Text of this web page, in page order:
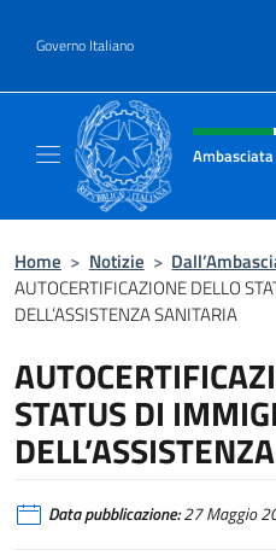
Governo Italiano
Intestazione
Home > Notizie >
AUTOCERTIFICAZIONE DELLO
DELL’ASSISTENZA SANITARIA
STATUS DI
Data pubblicazione:27 Maggio